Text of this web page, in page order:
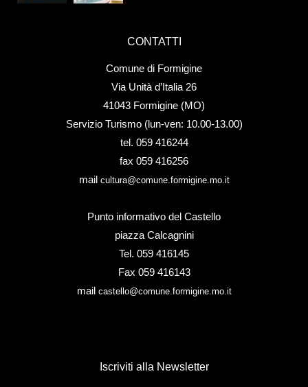
CONTATTI
Comune di Formigine
Via Unità d’Italia 26
41043 Formigine (MO)
Servizio Turismo (lun-ven: 10.00-13.00)
tel. 059 416244
fax 059 416256
mail cultura@comune.formigine.mo.it
Punto informativo del Castello
piazza Calcagnini
Tel. 059 416145
Fax 059 416143
mail castello@comune.formigine.mo.it
Iscriviti alla Newsletter